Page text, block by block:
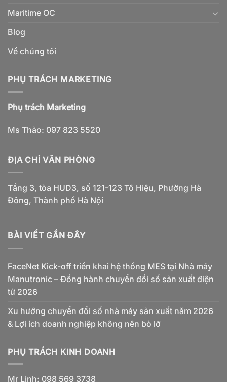
Maritime OC
Blog
Về chúng tôi
PHỤ TRÁCH MARKETING
Phụ trách Marketing
Ms Thảo: 097 823 5520
ĐỊA CHỈ VĂN PHÒNG
Tầng 3, tòa HUD3, số 121-123 Tô Hiệu, Phường Hà
Đông, Thành phố Hà Nội
BÀI VIẾT GẦN ĐÂY
FaceNet Kick-off triển khai hệ thống MES tại Nhà máy
Manutronic – Đồng hành chuyển đổi số sản xuất điện
tử 2026
Xu hướng chuyển đổi số nhà máy sản xuất năm 2026
& Lợi ích doanh nghiệp không nên bỏ lỡ
PHỤ TRÁCH KINH DOANH
Mr Linh: 098 569 3738